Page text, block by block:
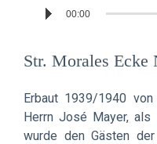
Reproductor
00:00
Str. Morales Ecke
Erbaut 1939/1940
Herrn José Mayer, als
wurde den Gästen